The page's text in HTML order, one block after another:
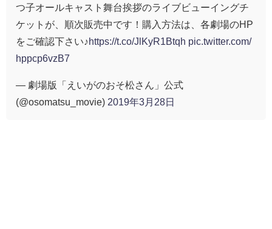
つ子オールキャスト舞台挨拶のライブビューイングチ
ケットが、順次販売中です！購入方法は、各劇場のHP
をご確認下さい♪https://t.co/JlKyR1Btqh pic.twitter.com/
hppcp6vzB7
— 劇場版「えいがのおそ松さん」公式
(@osomatsu_movie) 2019年3月28日